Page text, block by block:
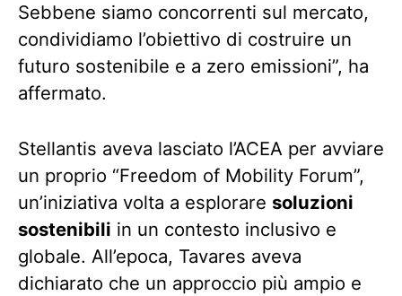
Sebbene siamo concorrenti sul mercato,
condividiamo l’obiettivo di costruire un
futuro sostenibile e a zero emissioni”, ha
affermato.
Stellantis aveva lasciato l’ACEA per avviare
un proprio “Freedom of Mobility Forum”,
un’iniziativa volta a esplorare soluzioni
sostenibili in un contesto inclusivo e
globale. All’epoca, Tavares aveva
dichiarato che un approccio più ampio e